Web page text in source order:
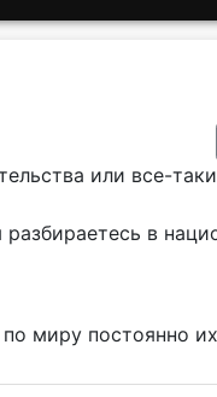
или все-
в
миру постоянно